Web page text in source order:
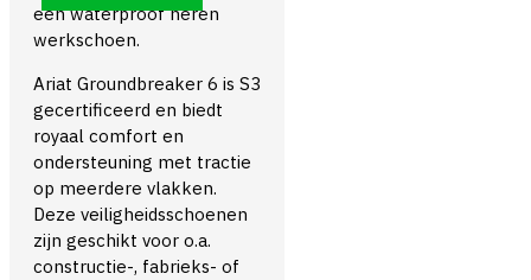
een waterproof heren
werkschoen.
Ariat Groundbreaker 6 is S3
gecertificeerd en biedt
royaal comfort en
ondersteuning met tractie
op meerdere vlakken.
Deze veiligheidsschoenen
zijn geschikt voor o.a.
constructie-, fabrieks- of